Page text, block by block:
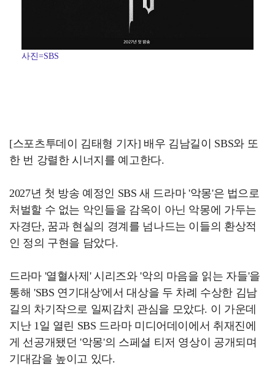
사진=SBS
[스포츠투데이 김태형 기자] 배우 김남길이 SBS와 또
한 번 강렬한 시너지를 예고한다.
2027년 첫 방송 예정인 SBS 새 드라마 '악몽'은 법으로
처벌할 수 없는 악인들을 감옥이 아닌 악몽에 가두는
자경단, 꿈과 현실의 경계를 넘나드는 이들의 환상적
인 정의 구현을 담았다.
드라마 '열혈사제' 시리즈와 '악의 마음을 읽는 자들'을
통해 'SBS 연기대상'에서 대상을 두 차례 수상한 김남
길의 차기작으로 일찌감치 관심을 모았다. 이 가운데
지난 1일 열린 SBS 드라마 미디어데이에서 취재진에
게 선공개됐던 '악몽'의 스페셜 티저 영상이 공개되며
기대감을 높이고 있다.